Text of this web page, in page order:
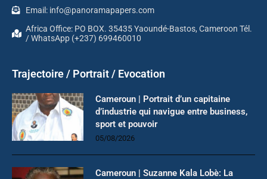
Email: info@panoramapapers.com
Africa Office: PO BOX. 35435 Yaoundé-Bastos, Cameroon Tél.
/ WhatsApp (+237) 699460010
Trajectoire / Portrait / Evocation
Cameroun | Portrait d’un capitaine
d’industrie qui navigue entre business,
sport et pouvoir
05/08/2026
Cameroun | Suzanne Kala Lobè: La